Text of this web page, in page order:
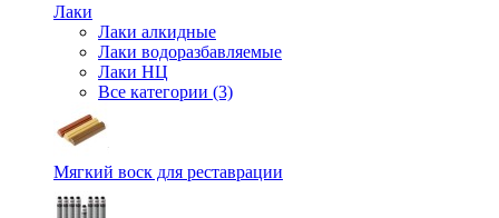
Лаки
Лаки алкидные
Лаки водоразбавляемые
Лаки НЦ
Все категории (3)
Мягкий воск для реставрации